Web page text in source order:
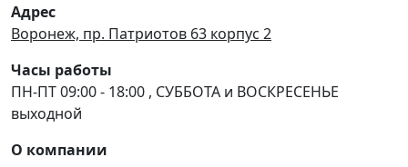
Адрес
Воронеж, пр. Патриотов 63 корпус 2
Часы работы
ПН-ПТ 09:00 - 18:00 , СУББОТА и ВОСКРЕСЕНЬЕ
выходной
О компании